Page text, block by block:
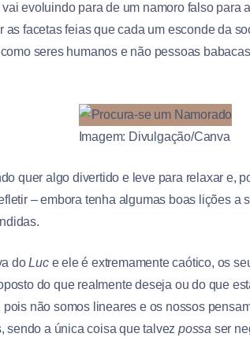
evoluindo para de um namoro falso para
as facetas feias que cada um esconde da
seres humanos e não pessoas
Imagem: Divulgação/Canva
quer algo divertido e leve para relaxar e,
– embora tenha algumas boas lições a
doLuce ele é extremamente caótico, os
do que realmente deseja ou do que
não somos lineares e os nossos
sendo a única coisa que talvez possa ser